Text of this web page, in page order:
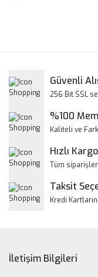
Ürün resmi
Ürün bilgilerinde
Bu ürüne benzer
Güvenli
256 Bit SSL
%100
Kaliteli ve
Hızlı Kargo
Tüm
Taksit
Kredi
İletişim Bilgileri